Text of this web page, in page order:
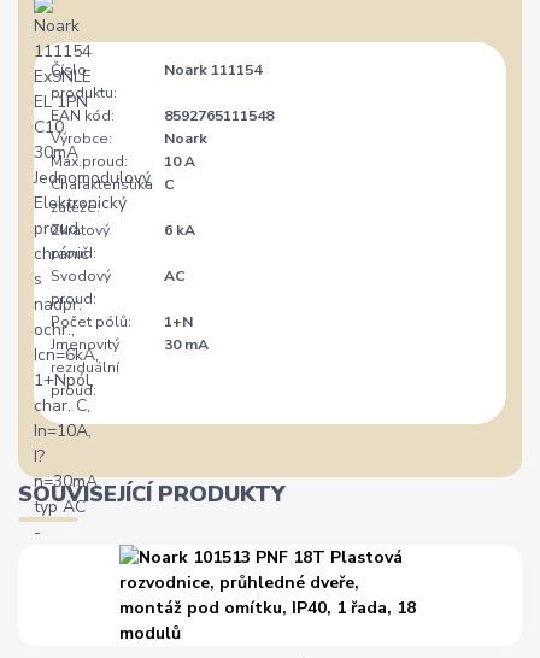
Číslo
produktu:
Noark 111154
EAN kód:
8592765111548
Výrobce:
Noark
Max.proud:
10 A
Charakteristika
zátěže:
C
Zkratový
proud:
6 kA
Svodový
proud:
AC
Počet pólů:
1+N
Jmenovitý
reziduální
proud:
30 mA
SOUVISEJÍCÍ PRODUKTY